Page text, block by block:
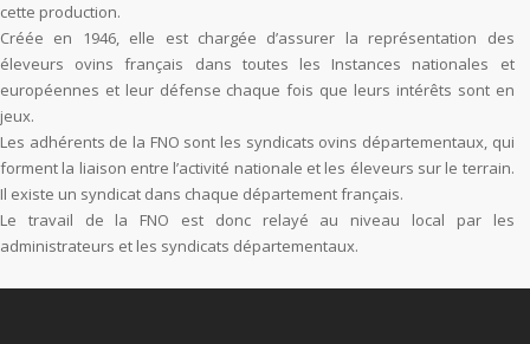
cette production.
Créée en 1946, elle est chargée d’assurer la représentation des
éleveurs ovins français dans toutes les Instances nationales et
européennes et leur défense chaque fois que leurs intérêts sont en
jeux.
Les adhérents de la FNO sont les syndicats ovins départementaux, qui
forment la liaison entre l’activité nationale et les éleveurs sur le terrain.
Il existe un syndicat dans chaque département français.
Le travail de la FNO est donc relayé au niveau local par les
administrateurs et les syndicats départementaux.